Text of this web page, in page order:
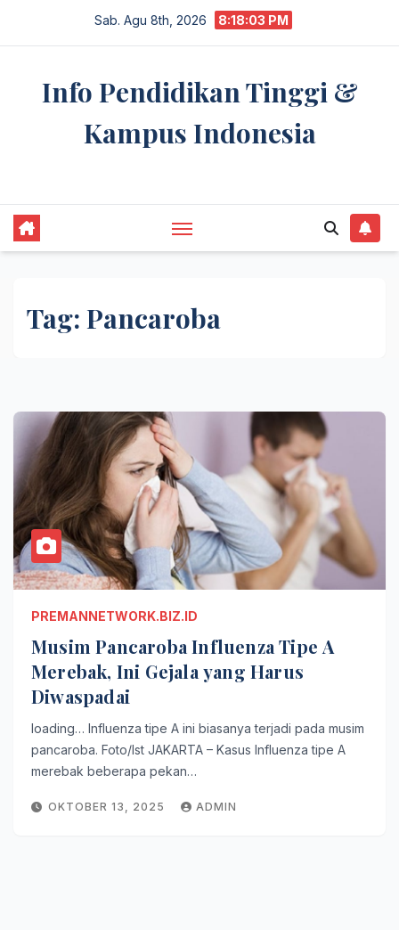
Sab. Agu 8th, 2026 8:18:03 PM
Info Pendidikan Tinggi &
Kampus Indonesia
Tag: Pancaroba
PREMANNETWORK.BIZ.ID
Musim Pancaroba Influenza Tipe A
Merebak, Ini Gejala yang Harus
Diwaspadai
loading… Influenza tipe A ini biasanya terjadi pada musim
pancaroba. Foto/Ist JAKARTA – Kasus Influenza tipe A
merebak beberapa pekan…
OKTOBER 13, 2025 ADMIN